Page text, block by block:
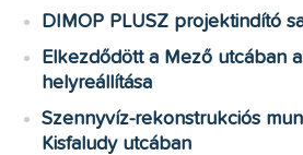
DIMOP PLUSZ projektindító
Elkezdődött a Mező utcában
helyreállítása
Szennyvíz-rekonstrukciós
Kisfaludy utcában